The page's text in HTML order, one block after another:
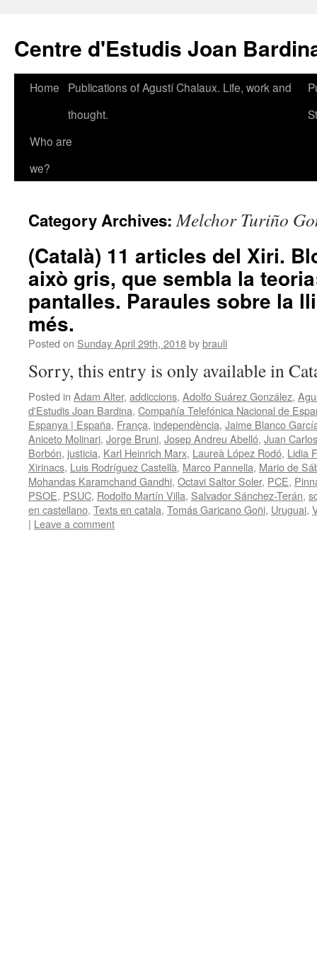
content
Centre d'Estudis Joan
Home
Publications of Agustí Chalaux. Life, work and
thought.
Who are
we?
Category Archives:Melchor Turiño
(Català) 11 articles del Xiri.
això gris, que sembla la
pantalles. Paraules sobre la
més.
Posted on Sunday April 29th, 2018bybrauli
Sorry, this entry is only available in
Posted in Adam Alter, addiccions, Adolfo Suárez González,
d'Estudis Joan Bardina, Compañía Telefónica Nacional de
Espanya | España, França, independència, Jaime Blanco
Aniceto Molinari, Jorge Bruni, Josep Andreu Abelló, Juan
Borbón, justicia, Karl Heinrich Marx, Laureà López Rodó, Lidia
Xirinacs, Luis Rodríguez Castellà, Marco Pannella, Mario de
Mohandas Karamchand Gandhi, Octavi Saltor Soler, PCE,
PSOE, PSUC, Rodolfo Martín Villa, Salvador Sánchez-Terán,
en castellano, Texts en catala, Tomás Garicano Goñi, Uruguai,
| Leave a comment